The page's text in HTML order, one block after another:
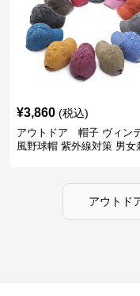
¥3,860 (税込)
アウトドア 帽子 ヴィン
風野球帽 紫外線対策 男女
アウト